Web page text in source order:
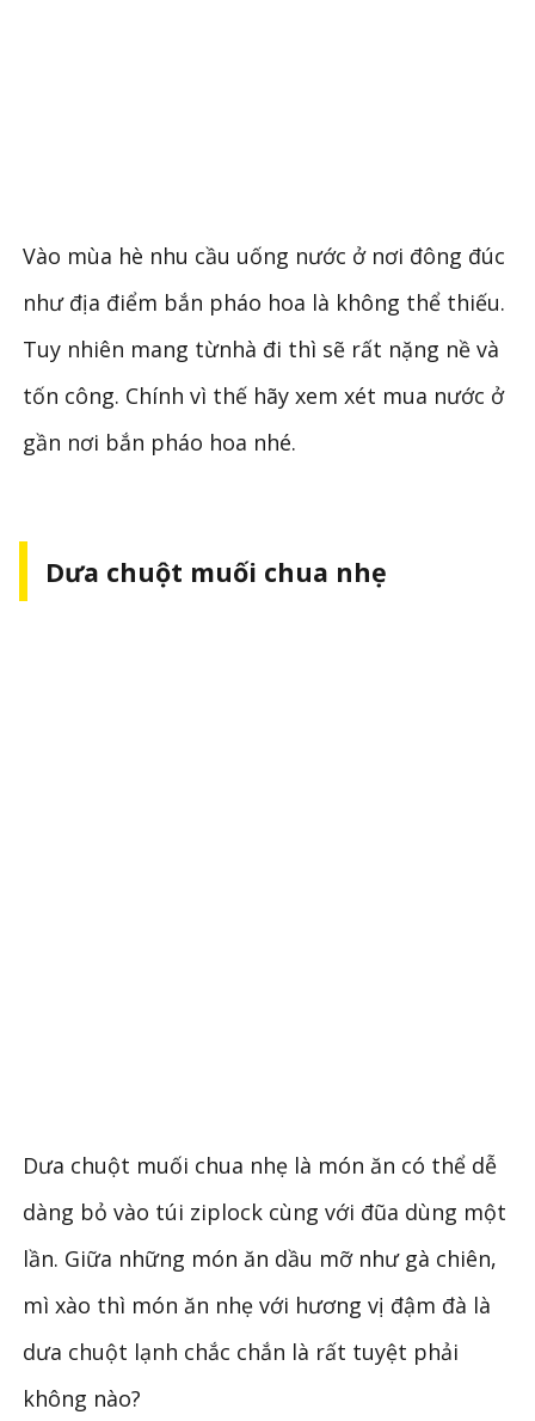
Vào mùa hè nhu cầu uống nước ở nơi đông đúc
như địa điểm bắn pháo hoa là không thể thiếu.
Tuy nhiên mang từnhà đi thì sẽ rất nặng nề và
tốn công. Chính vì thế hãy xem xét mua nước ở
gần nơi bắn pháo hoa nhé.
Dưa chuột muối chua nhẹ
Dưa chuột muối chua nhẹ là món ăn có thể dễ
dàng bỏ vào túi ziplock cùng với đũa dùng một
lần. Giữa những món ăn dầu mỡ như gà chiên,
mì xào thì món ăn nhẹ với hương vị đậm đà là
dưa chuột lạnh chắc chắn là rất tuyệt phải
không nào?